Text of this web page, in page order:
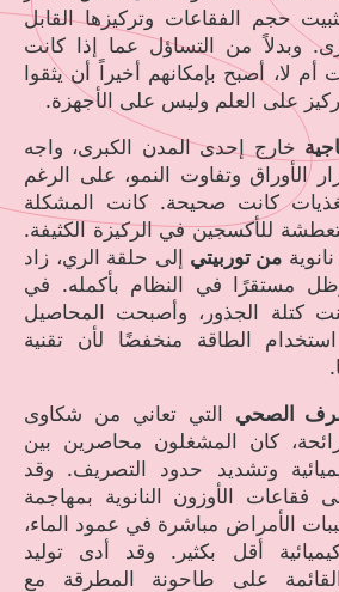
حجم الفقاعات وتركيزها القابل
وبدلاً من التساؤل عما إذا كانت
لا، أصبح بإمكانهم أخيراً أن يثقوا
على العلم وليس على الأجهزة.
خارج إحدى المدن الكبرى، واجه
الأوراق وتفاوت النمو، على الرغم
كانت صحيحة. كانت المشكلة
للأكسجين في الركيزة الكثيفة.
من توربيتي إلى حلقة الري، زاد
مستقرًا في النظام بأكمله. في
كتلة الجذور، وأصبحت المحاصيل
الطاقة منخفضًا لأن تقنية
الصحي التي تعاني من شكاوى
كان المشغلون محاصرين بين
وتشديد حدود التصريف. وقد
الأوزون النانوية بمهاجمة
الأمراض مباشرة في عمود الماء،
أقل بكثير. وقد أدى توليد
القائمة على طاحونة المطرقة مع